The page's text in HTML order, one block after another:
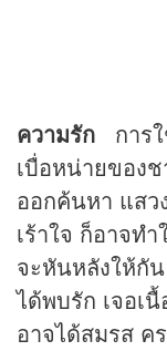
ความรัก
การ
เบื่อหน่ายของช
ออกค้นหา แสว
เร้าใจ ก็อาจท
จะหันหลังให้กั
ได้พบรัก เจอเ
อาจได้สมรส ค